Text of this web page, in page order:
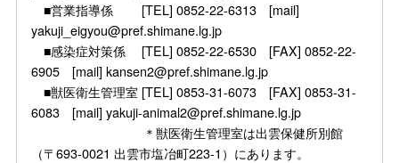
■営業指導係 [TEL] 0852-22-6313 [mail]
yakuji_eigyou@pref.shimane.lg.jp
■感染症対策係 [TEL] 0852-22-6530 [FAX] 0852-22-
6905 [mail] kansen2@pref.shimane.lg.jp
■獣医衛生管理室 [TEL] 0853-31-6073 [FAX] 0853-31-
6083 [mail] yakuji-animal2@pref.shimane.lg.jp
＊獣医衛生管理室は出雲保健所別館
（〒693-0021 出雲市塩冶町223-1）にあります。